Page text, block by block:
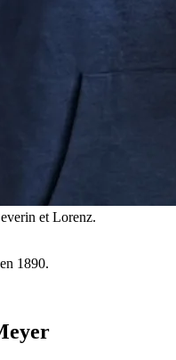
et Lorenz.
1890.